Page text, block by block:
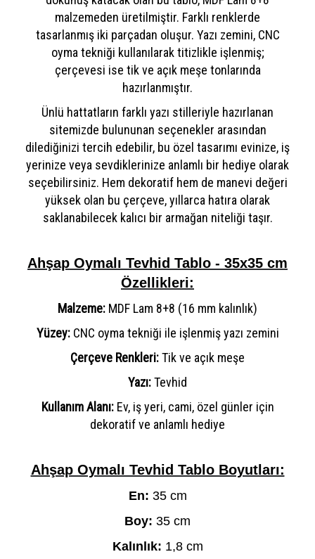
malzemeden üretilmiştir. Farklı renklerde
tasarlanmış iki parçadan oluşur. Yazı zemini, CNC
oyma tekniği kullanılarak titizlikle işlenmiş;
çerçevesi ise tik ve açık meşe tonlarında
hazırlanmıştır.
Ünlü hattatların farklı yazı stilleriyle hazırlanan
sitemizde bulununan seçenekler arasından
dilediğinizi tercih edebilir, bu özel tasarımı evinize, iş
yerinize veya sevdiklerinize anlamlı bir hediye olarak
seçebilirsiniz. Hem dekoratif hem de manevi değeri
yüksek olan bu çerçeve, yıllarca hatıra olarak
saklanabilecek kalıcı bir armağan niteliği taşır.
Ahşap Oymalı Tevhid Tablo - 35x35 cm
Özellikleri:
Malzeme: MDF Lam 8+8 (16 mm kalınlık)
Yüzey:CNC oyma tekniği ile işlenmiş yazı zemini
Çerçeve Renkleri:Tik ve açık meşe
Yazı:Tevhid
Kullanım Alanı:Ev, iş yeri, cami, özel günler için
dekoratif ve anlamlı hediye
Ahşap Oymalı Tevhid Tablo Boyutları:
En: 35 cm
Boy: 35 cm
Kalınlık: 1,8 cm